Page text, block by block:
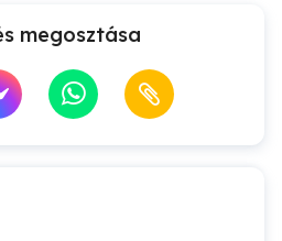
megosztása